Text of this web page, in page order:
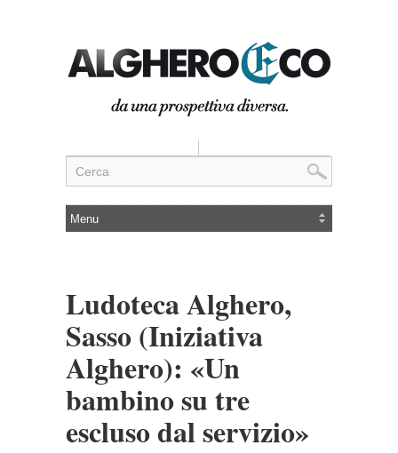
Ludoteca Alghero,
Sasso (Iniziativa
Alghero): «Un
bambino su tre
escluso dal servizio»